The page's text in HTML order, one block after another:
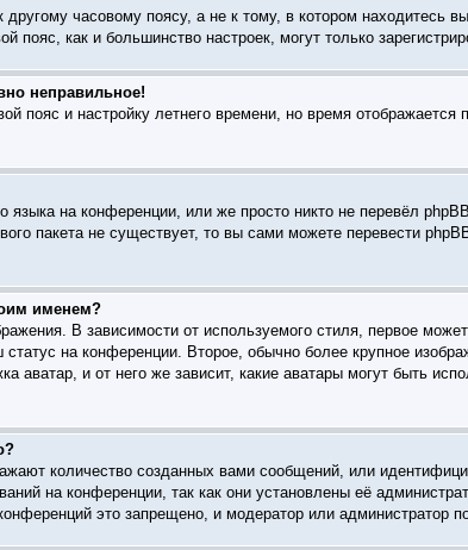
часовому поясу, а не к тому, в котором находитесь
пояс, как и большинство настроек, могут только
неправильное!
пояс и настройку летнего времени, но время
языка на конференции, или же просто никто не перевёл
пакета не существует, то вы сами можете перевести
именем?
В зависимости от используемого стиля, первое
на конференции. Второе, обычно более крупное
аватар, и от него же зависит, какие аватары могут быть
количество созданных вами сообщений, или
на конференции, так как они установлены её
это запрещено, и модератор или администратор